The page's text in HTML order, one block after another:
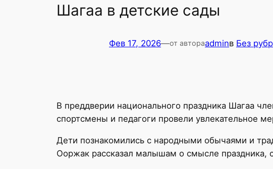
Шагаа в детские сады
Фев 17, 2026—от автораadminв Без
В преддверии национального праздника Шагаа
спортсмены и педагоги провели увлекательное
Дети познакомились с народными обычаями и
Ооржак рассказал малышам о смысле праздника,